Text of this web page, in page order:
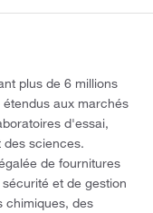
plus de 6 millions
aux marchés
d'essai,
des sciences.
de fournitures
et de gestion
chimiques, des